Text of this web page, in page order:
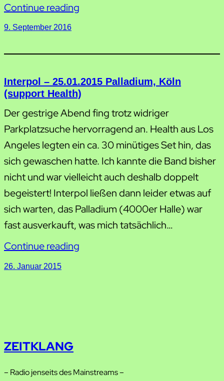
Continue reading
9. September 2016
Interpol – 25.01.2015 Palladium, Köln
(support Health)
Der gestrige Abend fing trotz widriger
Parkplatzsuche hervorragend an. Health aus Los
Angeles legten ein ca. 30 minütiges Set hin, das
sich gewaschen hatte. Ich kannte die Band bisher
nicht und war vielleicht auch deshalb doppelt
begeistert! Interpol ließen dann leider etwas auf
sich warten, das Palladium (4000er Halle) war
fast ausverkauft, was mich tatsächlich…
Continue reading
26. Januar 2015
ZEITKLANG
– Radio jenseits des Mainstreams –